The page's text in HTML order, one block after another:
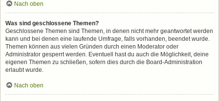
Nach oben
Was sind geschlossene Themen?
Geschlossene Themen sind Themen, in denen nicht mehr geantwortet werden
kann und bei denen eine laufende Umfrage, falls vorhanden, beendet wurde.
Themen können aus vielen Gründen durch einen Moderator oder
Administrator gesperrt werden. Eventuell hast du auch die Möglichkeit, deine
eigenen Themen zu schließen, sofern dies durch die Board-Administration
erlaubt wurde.
Nach oben